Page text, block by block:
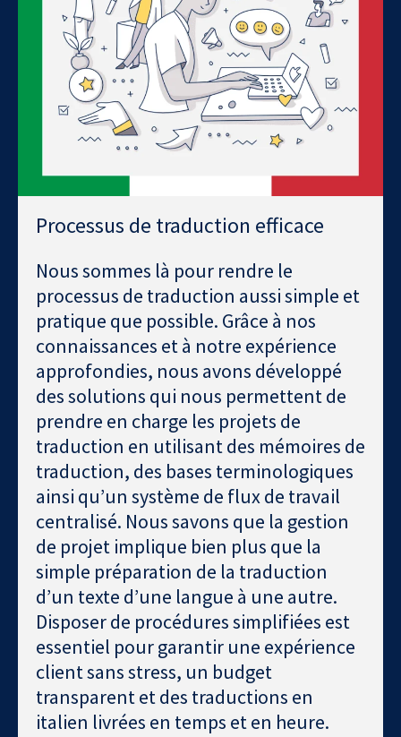
Processus de traduction efficace
Nous sommes là pour rendre le
processus de traduction aussi simple et
pratique que possible. Grâce à nos
connaissances et à notre expérience
approfondies, nous avons développé
des solutions qui nous permettent de
prendre en charge les projets de
traduction en utilisant des mémoires de
traduction, des bases terminologiques
ainsi qu’un système de flux de travail
centralisé. Nous savons que la gestion
de projet implique bien plus que la
simple préparation de la traduction
d’un texte d’une langue à une autre.
Disposer de procédures simplifiées est
essentiel pour garantir une expérience
client sans stress, un budget
transparent et des traductions en
italien livrées en temps et en heure.